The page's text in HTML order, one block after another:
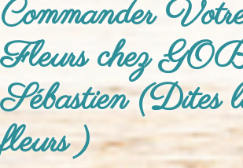
Commander
Fleurs chez
Sébastien (Dites
fleurs )